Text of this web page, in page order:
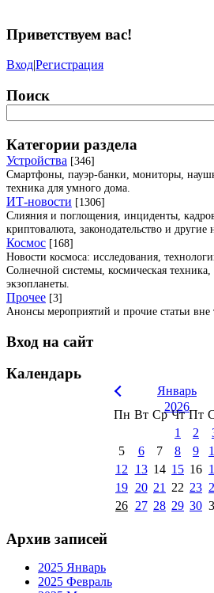
Приветствуем вас!
Вход|Регистрация
Поиск
Категории раздела
Устройства [346]
Смартфоны, пауэр-банки, мониторы,
техника для умного дома.
ИТ-новости [1306]
Слияния и поглощения, инциденты,
криптовалюта, законодательство и другие
Космос [168]
Новости космоса: исследования,
Солнечной системы, космическая техника,
экзопланеты.
Прочее [3]
Анонсы мероприятий и прочие статьи вне
Вход на сайт
Календарь
Январь
2026
Пн Вт Ср Чт Пт
1
2
5
6 7 8 9
12
13 14 15 16
19 20 21 22 23
26 27 28 29 30
Архив записей
2025 Январь
2025 Февраль